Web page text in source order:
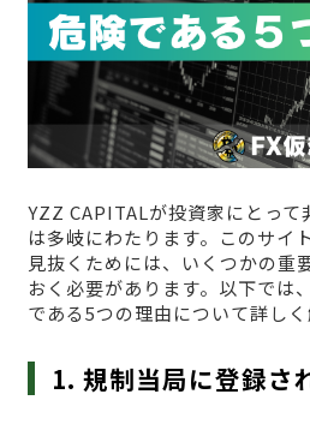
YZZ CAPITALが投資家にとって
は多岐にわたります。このサイ
見抜くためには、いくつかの重
おく必要があります。以下では
である5つの理由について詳しく
1. 規制当局に登録さ